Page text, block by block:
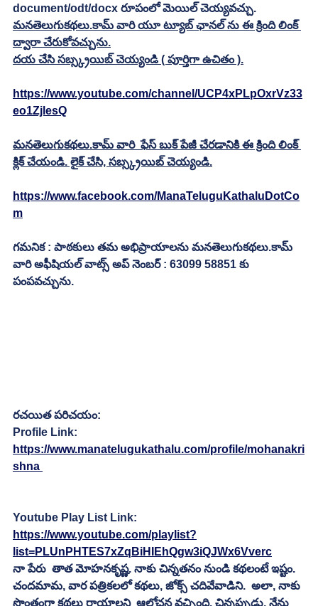
document/odt/docx రూపంలో మెయిల్ చెయ్యవచ్చు.
మనతెలుగుకథలు.కామ్ వారి యూ ట్యూబ్ ఛానల్ ను ఈ క్రింది లింక్
ద్వారా చేరుకోవచ్చును.
దయ చేసి సబ్స్క్రయిబ్ చెయ్యండి ( పూర్తిగా ఉచితం ).
https://www.youtube.com/channel/UCP4xPLpOxrVz33
eo1ZjlesQ
మనతెలుగుకథలు.కామ్ వారి  ఫేస్ బుక్ పేజీ చేరడానికి ఈ క్రింది లింక్
క్లిక్ చేయండి. లైక్ చేసి, సబ్స్క్రయిబ్ చెయ్యండి.
https://www.facebook.com/ManaTeluguKathaluDotCo
m
గమనిక : పాఠకులు తమ అభిప్రాయాలను మనతెలుగుకథలు.కామ్
వారి అఫీషియల్ వాట్స్ అప్ నెంబర్ : 63099 58851 కు
పంపవచ్చును.
రచయిత పరిచయం:
Profile Link:
https://www.manatelugukathalu.com/profile/mohanakri
shna
Youtube Play List Link:
https://www.youtube.com/playlist?
list=PLUnPHTES7xZqBiHIEhQgw3iQJWx6Vverc
నా పేరు  తాత మోహనకృష్ణ. నాకు చిన్నతనం నుండి కథలంటే ఇష్టం.
చందమామ, వార పత్రికలలో కథలు, జోక్స్ చదివేవాడిని.  అలా, నాకు
సొంతంగా కథలు రాయాలని  ఆలోచన వచ్చింది. చిన్నప్పుడు, నేను